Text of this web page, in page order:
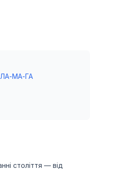
МА-ГА
століття — від